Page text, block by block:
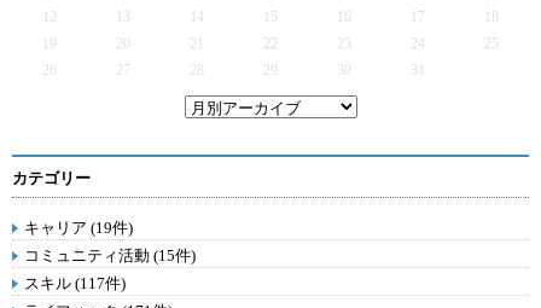
12
13 14 15 16 17
19
20 21 22 23 24
25
26
27 28 29 30 31
カテゴリー
キャリア (19件)
コミュニティ活動 (15件)
スキル (117件)